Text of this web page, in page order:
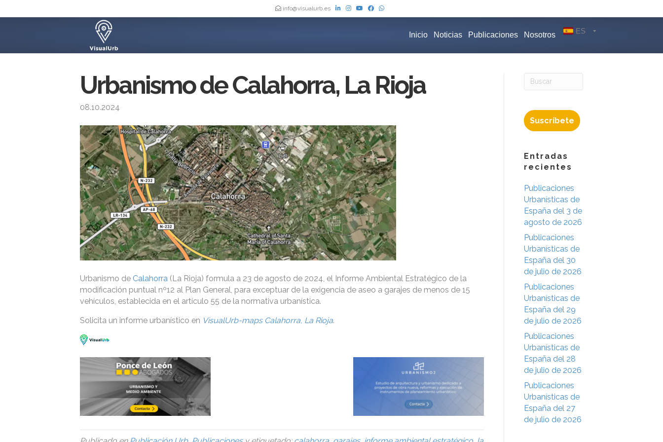
info@visualurb.es
Inicio Noticias Publicaciones Nosotros ES
Urbanismo de Calahorra, La Rioja
08.10.2024
Urbanismo de Calahorra (La Rioja) formula a 23 de agosto de 2024, el Informe Ambiental Estratégico de la
modificación puntual nº12 al Plan General, para exceptuar de la exigencia de aseo a garajes de menos de 15
vehículos, establecida en el artículo 55 de la normativa urbanística.
Solicita un informe urbanístico en VisualUrb-maps Calahorra, La Rioja.
Suscríbete
Entradas
recientes
Publicaciones
Urbanísticas de
España del 3 de
agosto de 2026
Publicaciones
Urbanísticas de
España del 30
de julio de 2026
Publicaciones
Urbanísticas de
España del 29
de julio de 2026
Publicaciones
Urbanísticas de
España del 28
de julio de 2026
Publicaciones
Urbanísticas de
España del 27
de julio de 2026